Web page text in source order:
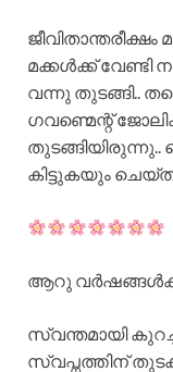
മക്കൾക്ക് വേണ്ടി
വന്നു തുടങ്ങി..
ഗവണ്മെന്റ്
കിട്ടുകയും
ആറു വർഷങ്ങൾക്
സ്വന്തമായി
സ്വപ്നത്തിന്